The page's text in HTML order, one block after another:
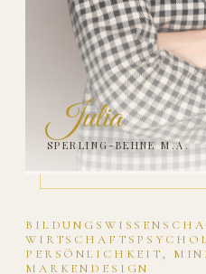
PERSÖNLICHKEIT,
MARKENDESIGN
Julia
SPERLING-BEHNE M.A.